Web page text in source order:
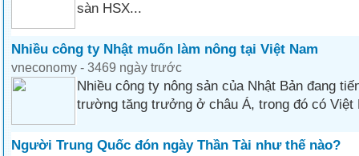
sàn HSX...
Nhiều công ty Nhật muốn làm nông tại Việt Nam
vneconomy - 3469 ngày trước
Nhiều công ty nông sản của Nhật Bản đang
trường tăng trưởng ở châu Á, trong đó có Việt
Người Trung Quốc đón ngày Thần Tài như thế nào?